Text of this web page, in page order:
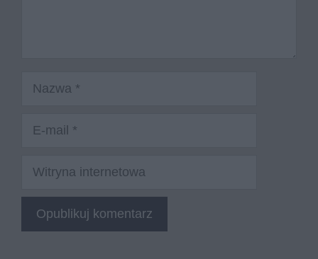
Nazwa
Witryna